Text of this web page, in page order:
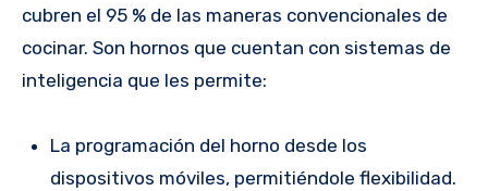
cubren el 95 % de las maneras convencionales de
cocinar. Son hornos que cuentan con sistemas de
inteligencia que les permite:
La programación del horno desde los
dispositivos móviles, permitiéndole flexibilidad.